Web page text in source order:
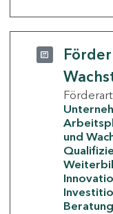
und
Beratung